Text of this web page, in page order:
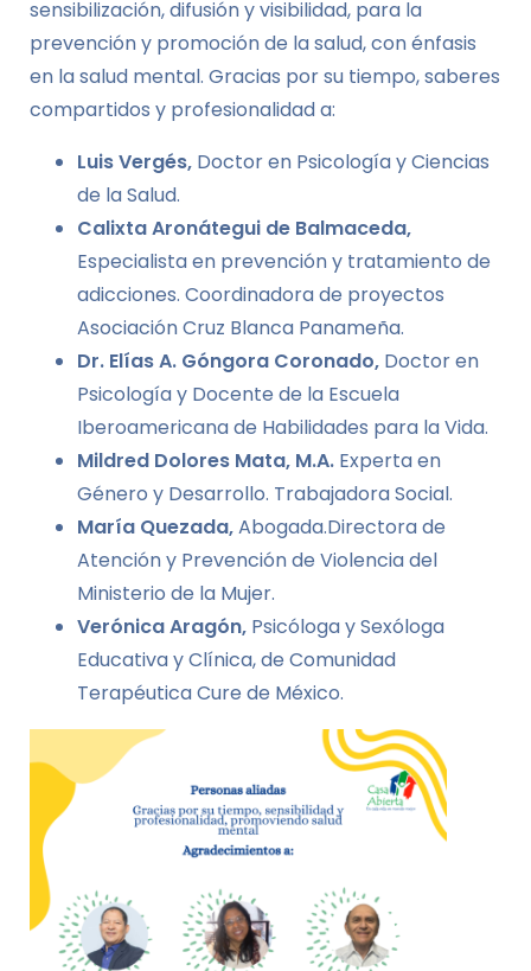
sensibilización, difusión y visibilidad, para la
prevención y promoción de la salud, con énfasis
en la salud mental. Gracias por su tiempo, saberes
compartidos y profesionalidad a:
Luis Vergés, Doctor en Psicología y Ciencias
de la Salud.
Calixta Aronátegui de Balmaceda,
Especialista en prevención y tratamiento de
adicciones. Coordinadora de proyectos
Asociación Cruz Blanca Panameña.
Dr. Elías A. Góngora Coronado, Doctor en
Psicología y Docente de la Escuela
Iberoamericana de Habilidades para la Vida.
Mildred Dolores Mata, M.A. Experta en
Género y Desarrollo. Trabajadora Social.
María Quezada,Abogada.Directora de
Atención y Prevención de Violencia del
Ministerio de la Mujer.
Verónica Aragón, Psicóloga y Sexóloga
Educativa y Clínica, de Comunidad
Terapéutica Cure de México.